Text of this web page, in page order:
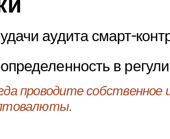
аудита смарт-
в
проводите собственное